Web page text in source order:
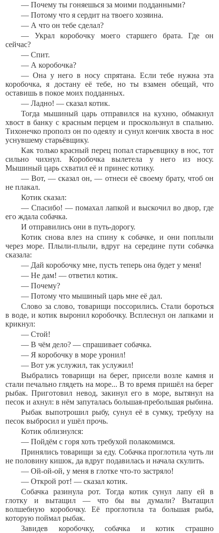
— Почему ты гоняешься за моими подданными?
— Потому что я сердит на твоего хозяина.
— А что он тебе сделал?
— Украл коробочку моего старшего брата. Где он
сейчас?
— Спит.
— А коробочка?
— Она у него в носу спрятана. Если тебе нужна эта
коробочка, я достану её тебе, но ты взамен обещай, что
оставишь в покое моих подданных.
— Ладно! — сказал котик.
Тогда мышиный царь отправился на кухню, обмакнул
хвост в банку с красным перцем и проскользнул в спальню.
Тихонечко прополз он по одеялу и сунул кончик хвоста в нос
уснувшему старьёвщику.
Как только красный перец попал старьевщику в нос, тот
сильно чихнул. Коробочка вылетела у него из носу.
Мышиный царь схватил её и принес котику.
— Вот, — сказал он, — отнеси её своему брату, чтоб он
не плакал.
Котик сказал:
— Спасибо! — помахал лапкой и выскочил во двор, где
его ждала собачка.
И отправились они в путь-дорогу.
Котик снова влез на спину к собачке, и они поплыли
через море. Плыли-плыли, вдруг на середине пути собачка
сказала:
— Дай коробочку мне, пусть теперь она будет у меня!
— Не дам! — ответил котик.
— Почему?
— Потому что мышиный царь мне её дал.
Слово за слово, товарищи поссорились. Стали бороться
в воде, и котик выронил коробочку. Всплеснул он лапками и
крикнул:
— Стой!
— В чём дело? — спрашивает собачка.
— Я коробочку в море уронил!
— Вот уж услужил, так услужил!
Выбрались товарищи на берег, присели возле камня и
стали печально глядеть на море... В то время пришёл на берег
рыбак. Приготовил невод, закинул его в море, вытянул на
песок и ахнул: в нём запуталась большая-пребольшая рыбина.
Рыбак выпотрошил рыбу, сунул её в сумку, требуху на
песок выбросил и ушёл прочь.
Котик облизнулся:
— Пойдём с горя хоть требухой полакомимся.
Принялись товарищи за еду. Собачка проглотила чуть ли
не половину кишок, да вдруг подавилась и начала скулить.
— Ой-ой-ой, у меня в глотке что-то застряло!
— Открой рот! — сказал котик.
Собачка разинула рот. Тогда котик сунул лапу ей в
глотку и вытащил — что бы вы думали? Вытащил
волшебную коробочку. Её проглотила та большая рыба,
которую поймал рыбак.
Завидев коробочку, собачка и котик страшно